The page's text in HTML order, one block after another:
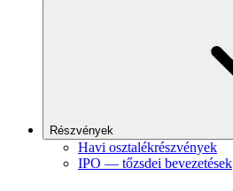
Részvények
Havi osztalékrészvények
IPO — tőzsdei bevezetések